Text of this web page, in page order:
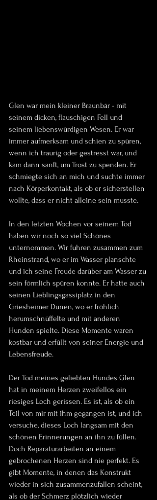
Glen war mein kleiner Braunbär - mit
seinem dicken, flauschigen Fell und
seinem liebenswürdigen Wesen. Er war
immer aufmerksam und schien zu spüren,
wenn ich traurig oder gestresst war, und
kam dann sanft, um Trost zu spenden. Er
schmiegte sich an mich und suchte immer
nach Körperkontakt, als ob er sicherstellen
wollte, dass er nicht alleine sein musste.
In den letzten Wochen vor seinem Tod
haben wir noch so viel Schönes
unternommen. Wir fuhren zusammen zum
Rheinstrand, wo er im Wasser planschte
und ich seine Freude darüber am Wasser zu
sein förmlich spüren konnte. Er hatte auch
seinen Lieblingsgassiplatz in den
Griesheimer Dünen, wo er fröhlich
herumschnüffelte und mit anderen
Hunden spielte. Diese Momente waren
kostbar und erfüllt von seiner Energie und
Lebensfreude.
Der Tod meines geliebten Hundes Glen
hat in meinem Herzen zweifellos ein
riesiges Loch gerissen. Es ist, als ob ein
Teil von mir mit ihm gegangen ist, und ich
versuche, dieses Loch langsam mit den
schönen Erinnerungen an ihn zu füllen.
Doch Reparaturarbeiten an einem
gebrochenen Herzen sind nie perfekt. Es
gibt Momente, in denen das Konstrukt
wieder in sich zusammenzufallen scheint,
als ob der Schmerz plötzlich wieder